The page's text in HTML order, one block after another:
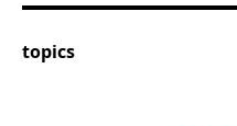
topics